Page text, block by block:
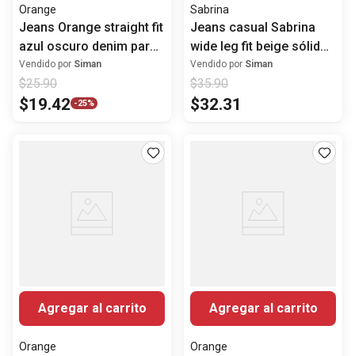
Orange
Jeans Orange straight fit
azul oscuro denim para
mujer
Vendido por Siman
$25.90
$19.42 -25%
Sabrina
Jeans casual Sabrina
wide leg fit beige sólido
para mujer
Vendido por Siman
$35.90
$32.31
Agregar al carrito
Orange
Agregar al carrito
Orange